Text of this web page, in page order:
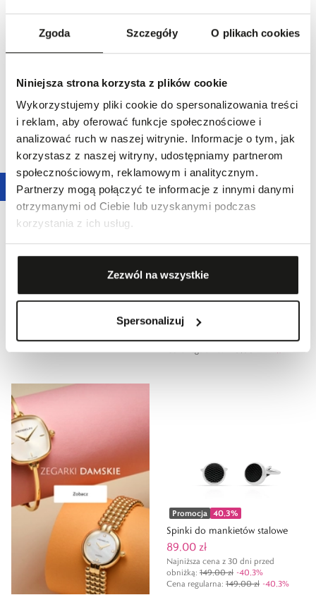
Zgoda Szczegóły O plikach cookies
Niniejsza strona korzysta z plików cookie
Wykorzystujemy pliki cookie do spersonalizowania treści
i reklam, aby oferować funkcje społecznościowe i
analizować ruch w naszej witrynie. Informacje o tym, jak
korzystasz z naszej witryny, udostępniamy partnerom
społecznościowym, reklamowym i analitycznym.
Partnerzy mogą połączyć te informacje z innymi danymi
otrzymanymi od Ciebie lub uzyskanymi podczas
korzystania z ich usług.
Zezwól na wszystkie
Spersonalizuj
Spinki do mankietów srebrne z
799,00 zł
Spinki do mankietów srebrne
Spinki do mankietów złote
Promocja
Spinki do mankietów srebrne
Najniższa cena z 30 dni przed
obniżką: 449,00 zł -24,5%
Promocja 40,3%
Spinki do mankietów stalowe
89,00 zł
Najniższa cena z 30 dni przed
obniżką: 149,00 zł -40,3%
Cena regularna: 149,00 zł -40,3%